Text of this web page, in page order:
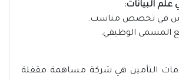
في تخصص مناسب.
المسمى الوظيفي.
التأمين هي شركة مساهمة مقفلة